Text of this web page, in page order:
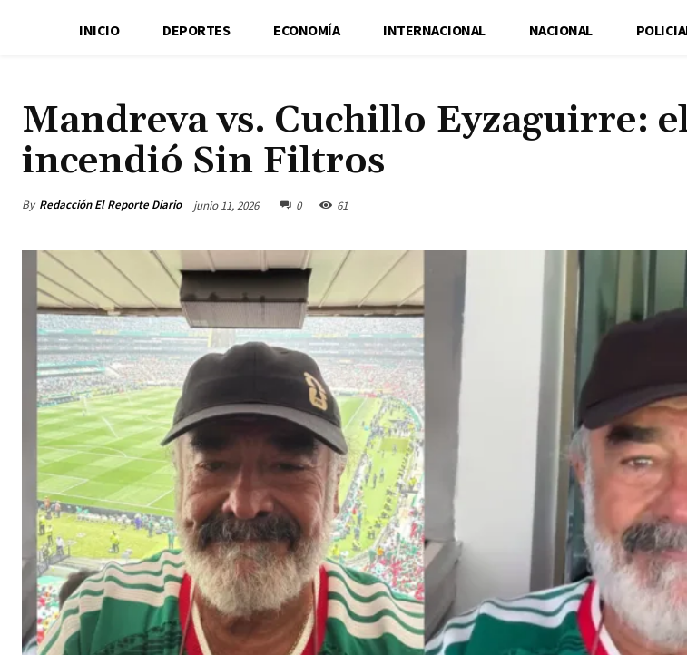
INICIO DEPORTES ECONOMÍA INTERNACIONAL NACIONAL
Mandreva vs. Cuchillo Eyzaguirre:
incendió Sin Filtros
By Redacción El Reporte Diario junio 11, 2026 0 61